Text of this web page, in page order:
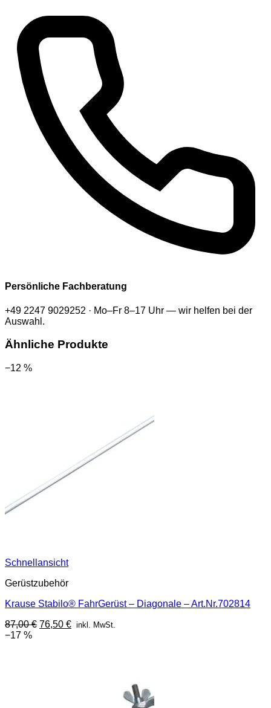
Persönliche Fachberatung
+49 2247 9029252 · Mo–Fr 8–17 Uhr — wir helfen bei der
Auswahl.
Ähnliche Produkte
−12 %
Schnellansicht
Gerüstzubehör
Krause Stabilo® FahrGerüst – Diagonale – Art.Nr.702814
87,00€ Ursprünglicher
76,50 €Aktueller
inkl. MwSt.
−17 %